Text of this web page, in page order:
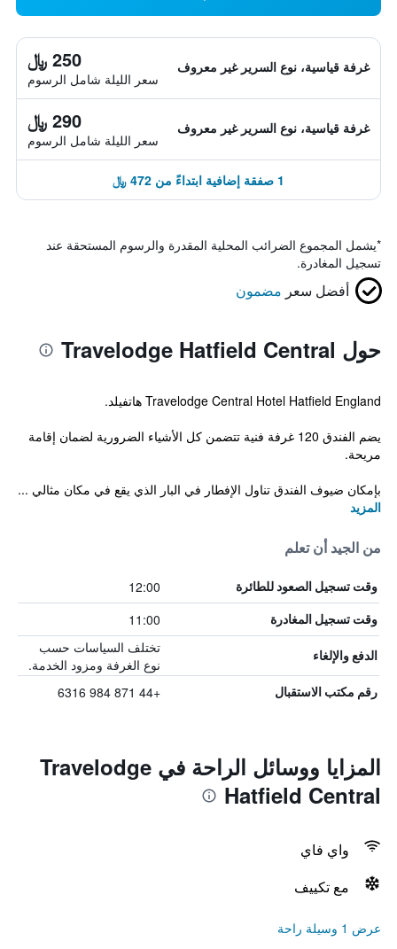
غرفة قياسية، نوع السرير غير معروف 250 ﷼
سعر الليلة شامل الرسوم
غرفة قياسية، نوع السرير غير معروف 290 ﷼
سعر الليلة شامل الرسوم
1 صفقة إضافية ابتداءً من 472 ﷼
*يشمل المجموع الضرائب المحلية المقدرة والرسوم المستحقة عند
تسجيل المغادرة.
أفضل سعر مضمون
حول Travelodge Hatfield Central
Travelodge Central Hotel Hatfield England هاتفيلد.
يضم الفندق 120 غرفة فنية تتضمن كل الأشياء الضرورية لضمان إقامة
مريحة.
بإمكان ضيوف الفندق تناول الإفطار في البار الذي يقع في مكان مثالي ...
المزيد
من الجيد أن تعلم
وقت تسجيل الصعود للطائرة 12:00
وقت تسجيل المغادرة 11:00
الدفع والإلغاء
تختلف السياسات حسب
نوع الغرفة ومزود الخدمة.
رقم مكتب الاستقبال +44 871 984 6316
المزايا ووسائل الراحة في Travelodge
Hatfield Central
واي فاي
مع تكييف
عرض 1 وسيلة راحة